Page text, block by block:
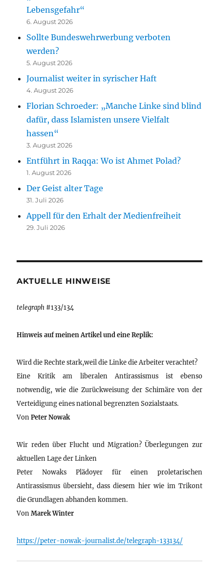
Lebensgefahr“
6. August 2026
Sollte Bundeswehrwerbung verboten
werden?
5. August 2026
Journalist weiter in syrischer Haft
4. August 2026
Florian Schroeder: „Manche Linke sind blind
dafür, dass Islamisten unsere Vielfalt
hassen“
3. August 2026
Entführt in Raqqa: Wo ist Ahmet Polad?
1. August 2026
Der Geist alter Tage
31. Juli 2026
Appell für den Erhalt der Medienfreiheit
29. Juli 2026
AKTUELLE HINWEISE
telegraph #133/134
Hinweis auf meinen Artikel und eine Replik:
Wird die Rechte stark,weil die Linke die Arbeiter verachtet?
Eine Kritik am liberalen Antirassismus ist ebenso
notwendig, wie die Zurückweisung der Schimäre von der
Verteidigung eines national begrenzten Sozialstaats.
VonPeter Nowak
Wir reden über Flucht und Migration? Überlegungen zur
aktuellen Lage der Linken
Peter Nowaks Plädoyer für einen proletarischen
Antirassismus übersieht, dass diesem hier wie im Trikont
die Grundlagen abhanden kommen.
VonMarek Winter
https://peter-nowak-journalist.de/telegraph-133134/